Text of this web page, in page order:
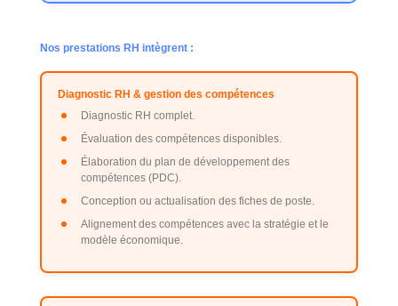
Nos prestations RH intègrent :
Diagnostic RH & gestion des compétences
Diagnostic RH complet.
Évaluation des compétences disponibles.
Élaboration du plan de développement des
compétences (PDC).
Conception ou actualisation des fiches de poste.
Alignement des compétences avec la stratégie et le
modèle économique.